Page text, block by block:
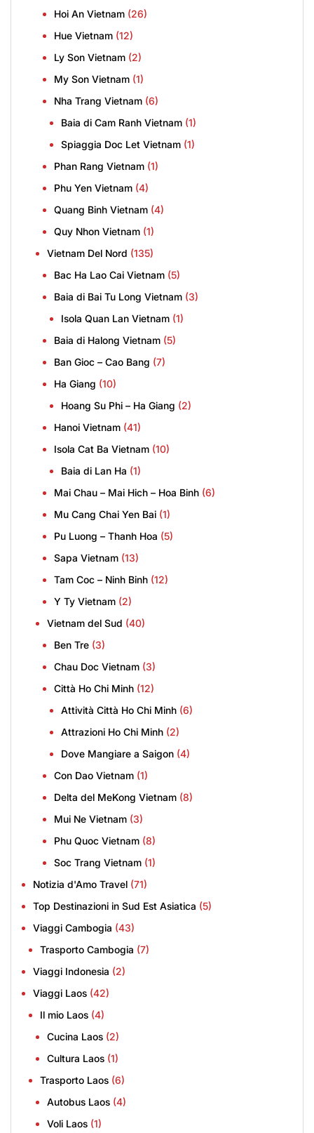
Hoi An Vietnam (26)
Hue Vietnam (12)
Ly Son Vietnam (2)
My Son Vietnam (1)
Nha Trang Vietnam (6)
Baia di Cam Ranh Vietnam (1)
Spiaggia Doc Let Vietnam (1)
Phan Rang Vietnam (1)
Phu Yen Vietnam (4)
Quang Binh Vietnam (4)
Quy Nhon Vietnam (1)
Vietnam Del Nord (135)
Bac Ha Lao Cai Vietnam (5)
Baia di Bai Tu Long Vietnam (3)
Isola Quan Lan Vietnam (1)
Baia di Halong Vietnam (5)
Ban Gioc – Cao Bang (7)
Ha Giang (10)
Hoang Su Phi – Ha Giang (2)
Hanoi Vietnam (41)
Isola Cat Ba Vietnam (10)
Baia di Lan Ha (1)
Mai Chau – Mai Hich – Hoa Binh (6)
Mu Cang Chai Yen Bai (1)
Pu Luong – Thanh Hoa (5)
Sapa Vietnam (13)
Tam Coc – Ninh Binh (12)
Y Ty Vietnam (2)
Vietnam del Sud (40)
Ben Tre (3)
Chau Doc Vietnam (3)
Città Ho Chi Minh (12)
Attività Città Ho Chi Minh (6)
Attrazioni Ho Chi Minh (2)
Dove Mangiare a Saigon (4)
Con Dao Vietnam (1)
Delta del MeKong Vietnam (8)
Mui Ne Vietnam (3)
Phu Quoc Vietnam (8)
Soc Trang Vietnam (1)
Notizia d'Amo Travel (71)
Top Destinazioni in Sud Est Asiatica (5)
Viaggi Cambogia (43)
Trasporto Cambogia (7)
Viaggi Indonesia (2)
Viaggi Laos (42)
Il mio Laos (4)
Cucina Laos (2)
Cultura Laos (1)
Trasporto Laos (6)
Autobus Laos (4)
Voli Laos (1)